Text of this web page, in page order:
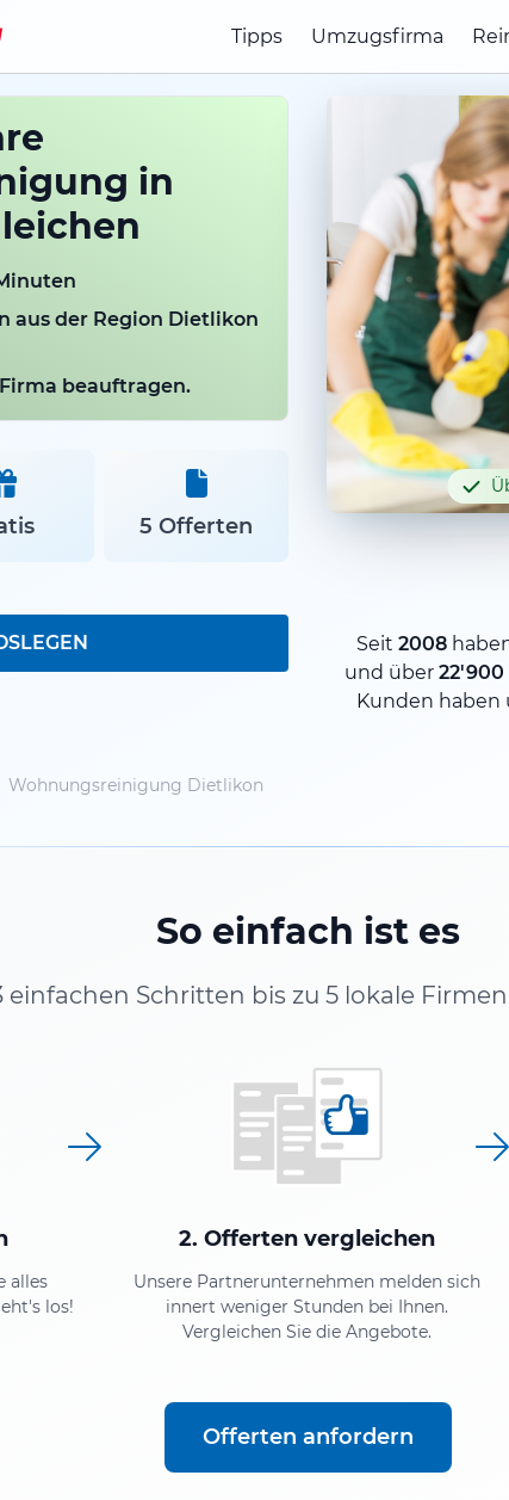
Tipps Umzugsfirma
in
aus der Region Dietlikon
beauftragen.
5 Offerten
Seit 2008
und über 22'900
Kunden
Wohnungsreinigung Dietlikon
So einfach ist es
einfachen Schritten bis zu 5 lokale
alles
los!
2. Offerten vergleichen
Unsere Partnerunternehmen melden sich
innert weniger Stunden bei Ihnen.
Vergleichen Sie die Angebote.
Offerten anfordern